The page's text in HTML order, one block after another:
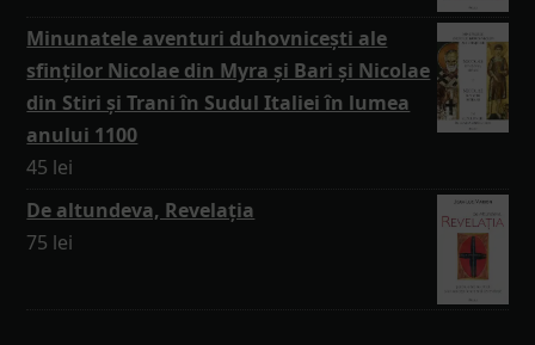
Minunatele aventuri duhovnicești ale
sfinților Nicolae din Myra și Bari și Nicolae
din Stiri și Trani în Sudul Italiei în lumea
anului 1100
45 lei
De altundeva, Revelația
75 lei